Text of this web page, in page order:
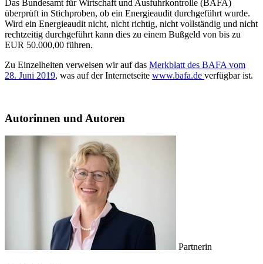
Das Bundesamt für Wirtschaft und Ausfuhrkontrolle (BAFA)
überprüft in Stichproben, ob ein Energieaudit durchgeführt wurde.
Wird ein Energieaudit nicht, nicht richtig, nicht vollständig und nicht
rechtzeitig durchgeführt kann dies zu einem Bußgeld von bis zu
EUR 50.000,00 führen.
Zu Einzelheiten verweisen wir auf das Merkblatt des BAFA vom
28. Juni 2019, was auf der Internetseite www.bafa.de verfügbar ist.
Autorinnen und Autoren
Partnerin